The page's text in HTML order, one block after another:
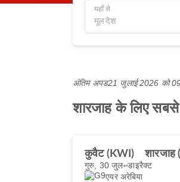
यहाँ से
अंतिम अपड21 जुलाई 2026 को
शारजाह के लिए
कुवैट (KWI) शारजाह
गुरु, 30 जुल॰डाइरैक्ट
एयर अरेबिया